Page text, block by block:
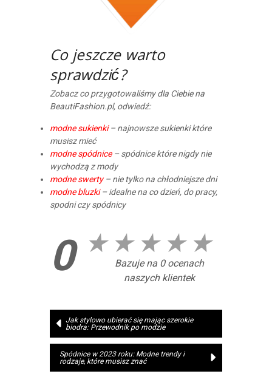
Co jeszcze warto
sprawdzić?
Zobacz co przygotowaliśmy dla Ciebie na
BeautiFashion.pl, odwiedź:
modne sukienki– najnowsze sukienki które
musisz mieć
modne spódnice– spódnice które nigdy nie
wychodzą z mody
modne swerty– nie tylko na chłodniejsze dni
modne bluzki– idealne na co dzień, do pracy,
spodni czy spódnicy
0 ★ ★ ★ ★ ★
Bazuje na 0 ocenach
naszych klientek
Nawigacja
wpisu
Jak stylowo ubierać się mając szerokie
biodra: Przewodnik po modzie
Spódnice w 2023 roku: Modne trendy i
rodzaje, które musisz znać